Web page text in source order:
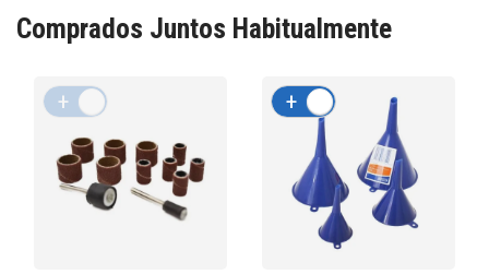
Comprados Juntos Habitualmente
+ +